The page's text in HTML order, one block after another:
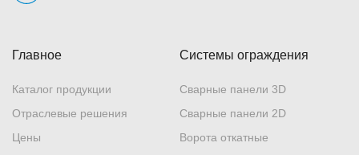
Главное
Каталог продукции
Отраслевые решения
Цены
Системы ограждения
Сварные панели 3D
Сварные панели 2D
Ворота откатные